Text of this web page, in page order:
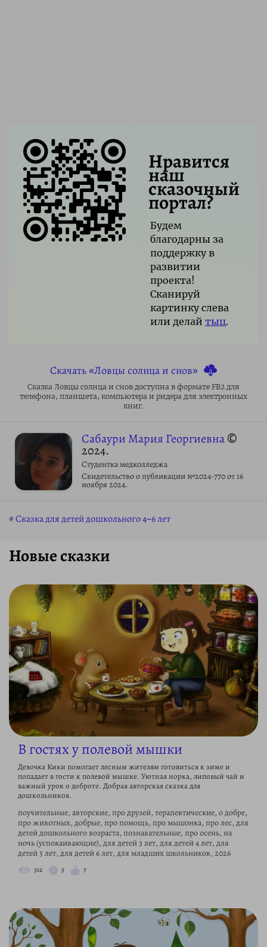
Нравится
наш
сказочный
портал?
Будем
благодарны за
поддержку в
развитии
проекта!
Сканируй
картинку слева
или делай тыц.
Скачать «Ловцы солнца и снов»
Сказка Ловцы солнца и снов доступна в формате FB2 для
телефона, планшета, компьютера и ридера для электронных
книг.
Сабаури Мария Георгиевна©
2024.
Студентка медколледжа
Свидетельство о публикации №2024-770 от 16
ноября 2024.
Сказка для детей дошкольного 4–6 лет
Новые сказки
В гостях у полевой мышки
Девочка Кики помогает лесным жителям готовиться к зиме и
попадает в гости к полевой мышке. Уютная норка, липовый чай и
важный урок о доброте. Добрая авторская сказка для
дошкольников.
поучительные, авторские, про друзей, терапевтические, о добре,
про животных, добрые, про помощь, про мышонка, про лес, для
детей дошкольного возраста, познавательные, про осень, на
ночь (успокаивающие), для детей 3 лет, для детей 4 лет, для
детей 5 лет, для детей 6 лет, для младших школьников, 2026
312 5 7